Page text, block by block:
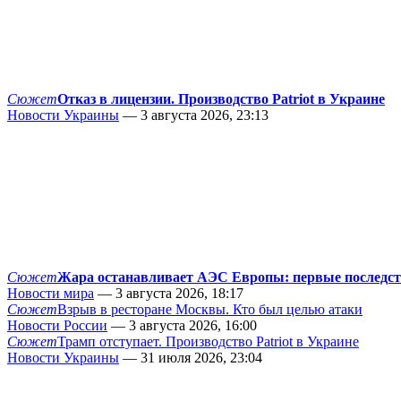
СюжетОтказ в лицензии. Производство Patriot в Украине
Новости Украины — 3 августа 2026, 23:13
СюжетЖара останавливает АЭС Европы: первые
Новости мира — 3 августа 2026, 18:17
СюжетВзрыв в ресторане Москвы. Кто был целью атаки
Новости России — 3 августа 2026, 16:00
СюжетТрамп отступает. Производство Patriot в Украине
Новости Украины — 31 июля 2026, 23:04